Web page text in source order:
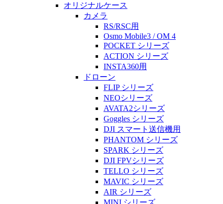
オリジナルケース
カメラ
RS/RSC用
Osmo Mobile3 / OM 4
POCKET シリーズ
ACTION シリーズ
INSTA360用
ドローン
FLIP シリーズ
NEOシリーズ
AVATA2シリーズ
Goggles シリーズ
DJI スマート送信機用
PHANTOM シリーズ
SPARK シリーズ
DJI FPVシリーズ
TELLO シリーズ
MAVIC シリーズ
AIR シリーズ
MINI シリーズ